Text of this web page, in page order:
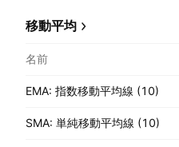
移動平均
名前
EMA: 指数移動平均線 (10)
SMA: 単純移動平均線 (10)